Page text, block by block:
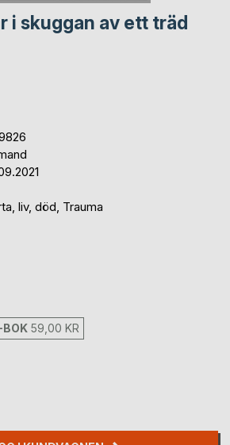
i skuggan av ett träd
liv, död, Trauma
BOK 59,00 KR